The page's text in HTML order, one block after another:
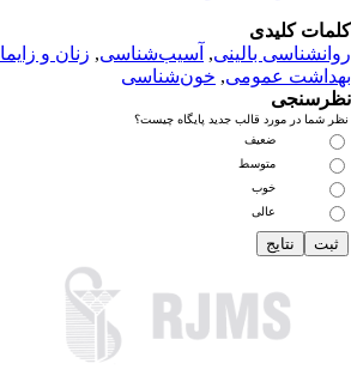
کلیدی
بالینی, آسیب‌شناسی, زنان و زایمان
عمومی, خون‌شناسی
شما در مورد قالب جدید پایگاه چیست؟
ضعیف
متوسط
خوب
عالی